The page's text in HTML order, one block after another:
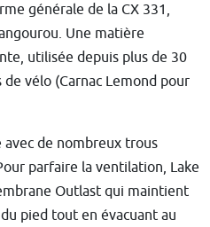
générale de la CX 331,
Une matière
utilisée depuis plus de 30
vélo (Carnac Lemond pour
de nombreux trous
parfaire la ventilation, Lake
Outlast qui maintient
pied tout en évacuant au